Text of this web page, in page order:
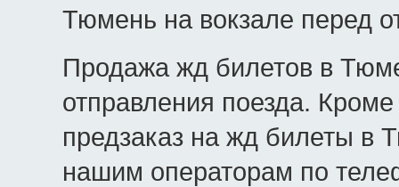
Тюмень на вокзале перед
Продажа жд билетов в
отправления поезда.
предзаказ на жд билеты в
нашим операторам по